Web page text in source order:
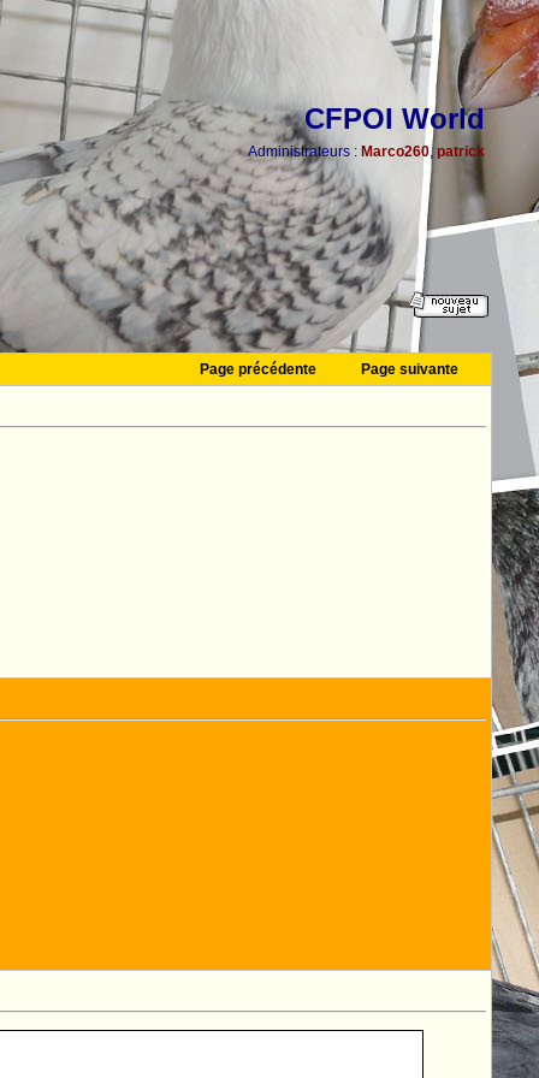
CFPOI World
Administrateurs : Marco260, patrick
Page précédente Page suivante